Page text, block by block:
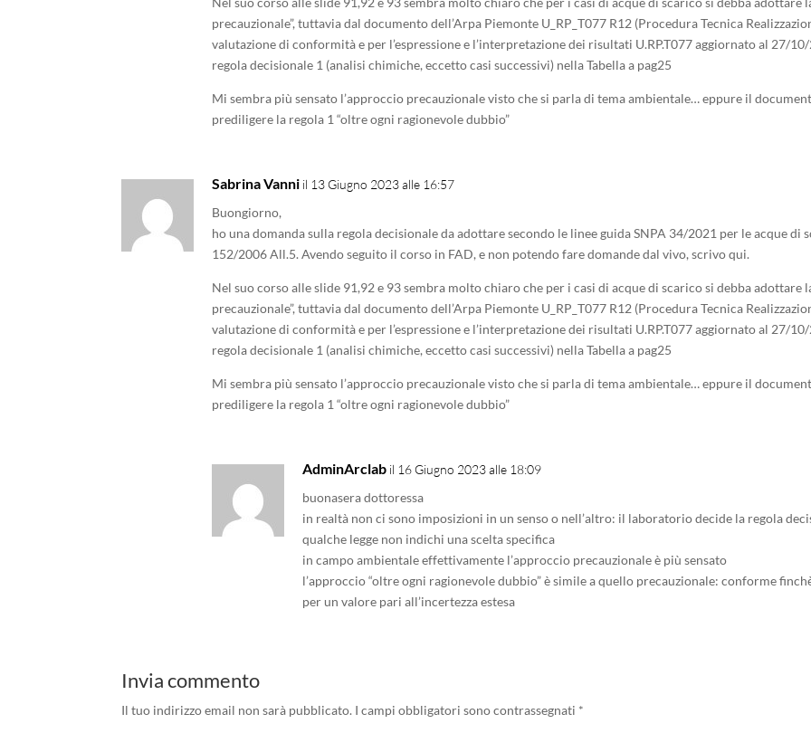
precauzionale”, tuttavia dal documento dell’Arpa Piemonte U_RP_T077 R12 (Procedura Tecnica
valutazione di conformità e per l’espressione e l’interpretazione dei risultati U.RP.T077 aggiornato al 27/
regola decisionale 1 (analisi chimiche, eccetto casi successivi) nella Tabella a pag25
Mi sembra più sensato l’approccio precauzionale visto che si parla di tema ambientale… eppure il
prediligere la regola 1 “oltre ogni ragionevole dubbio”
Sabrina Vanni il 13 Giugno 2023 alle 16:57
Buongiorno,
ho una domanda sulla regola decisionale da adottare secondo le linee guida SNPA 34/2021 per le acque di
152/2006 All.5. Avendo seguito il corso in FAD, e non potendo fare domande dal vivo, scrivo qui.
Nel suo corso alle slide 91,92 e 93 sembra molto chiaro che per i casi di acque di scarico si debba adottare
precauzionale”, tuttavia dal documento dell’Arpa Piemonte U_RP_T077 R12 (Procedura Tecnica
valutazione di conformità e per l’espressione e l’interpretazione dei risultati U.RP.T077 aggiornato al 27/
regola decisionale 1 (analisi chimiche, eccetto casi successivi) nella Tabella a pag25
Mi sembra più sensato l’approccio precauzionale visto che si parla di tema ambientale… eppure il
prediligere la regola 1 “oltre ogni ragionevole dubbio”
AdminArclab il 16 Giugno 2023 alle 18:09
buonasera dottoressa
in realtà non ci sono imposizioni in un senso o nell’altro: il laboratorio decide la regola
qualche legge non indichi una scelta specifica
in campo ambientale effettivamente l’approccio precauzionale è più sensato
l’approccio “oltre ogni ragionevole dubbio” è simile a quello precauzionale: conforme
per un valore pari all’incertezza estesa
Invia commento
Il tuo indirizzo email non sarà pubblicato. I campi obbligatori sono contrassegnati *